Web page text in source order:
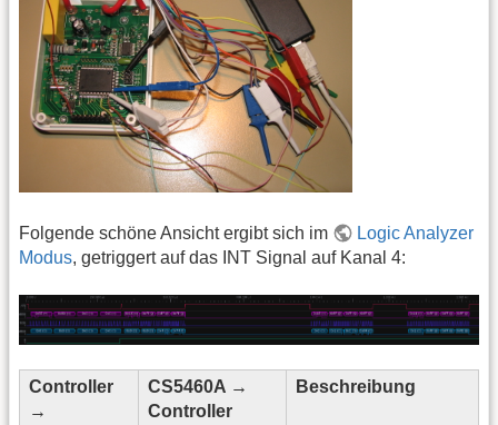
Folgende schöne Ansicht ergibt sich im
Logic Analyzer
Modus, getriggert auf das INT Signal auf Kanal 4:
Controller
→
CS5460A →
Controller
Beschreibung